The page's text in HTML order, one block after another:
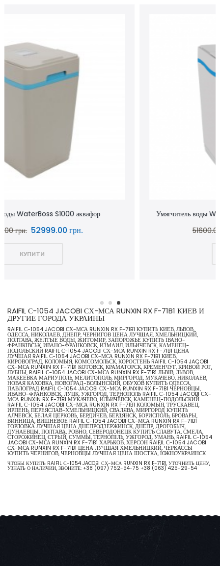
Умягчитель воды WaterBoss S800 аквафор waterboss
51600.00 грн.
RAIFIL С-1054 JACOBI СХ-МСА RUNXIN RX F-71B1 КИЕВ И
ДРУГИЕ ГОРОДА УКРАИНЫ
RAIFIL С-1054 JACOBI СХ-МСА RUNXIN RX F-71B1 КУПИТЬ КИЕВ, ЛЬВОВ,
ОДЕССА, НИКОЛАЕВ, ДНЕПР, ЧЕРНИГОВ ЦЕНА ЛУЧШАЯ, ХМЕЛЬНИЦКИЙ,
ПОЛТАВА, ЖЕЛТЫЕ ВОДЫ, ЖИТОМИР, ЗАПОРОЖЬЕ КУПИТЬ ІВАНО-
ФРАНКІВСЬК, ИВАНО-ФРАНКОВСК, ИЗМАИЛ, ИЛЬИЧЕВСК, КАМЕНЕЦ-
ПОДОЛЬСКИЙ RAIFIL С-1054 JACOBI СХ-МСА RUNXIN RX F-71B1 ЦЕНА
ЛУЧШАЯ RAIFIL С-1054 JACOBI СХ-МСА RUNXIN RX F-71B1 КИЕВ,
КИРОВОГРАД, КОЛОМЫЯ, КОМСОМОЛЬСК, КОРОСТЕНЬ RAIFIL С-1054 JACOBI
СХ-МСА RUNXIN RX F-71B1 КОТОВСК, КРАМАТОРСК, КРЕМЕНЧУГ, КРИВОЙ РОГ,
ЛУБНЫ, RAIFIL С-1054 JACOBI СХ-МСА RUNXIN RX F-71B1 ЛЬВІВ, ЛЬВОВ,
МАКЕЕВКА МАРИУПОЛЬ, МЕЛИТОПОЛЬ, МИРГОРОД, МУКАЧЕВО, НИКОЛАЕВ,
НОВАЯ КАХОВКА, НОВОГРАД-ВОЛЫНСКИЙ, ОБУХОВ КУПИТЬ ОДЕССА,
ПАВЛОГРАД RAIFIL С-1054 JACOBI СХ-МСА RUNXIN RX F-71B1 ЧЕРНОВЦЫ,
ИВАНО-ФРАНКОВСК, ЛУЦК, УЖГОРОД, ТЕРНОПОЛЬ RAIFIL С-1054 JACOBI СХ-
МСА RUNXIN RX F-71B1 МУКАЧЕВО, ИЛЬИЧЁВСК, КАМЕНЕЦ-ПОДОЛЬСКИЙ
RAIFIL С-1054 JACOBI СХ-МСА RUNXIN RX F-71B1 КОЛОМЫЯ, ТРУСКАВЕЦ,
ИРПЕНЬ, ПЕРЕЯСЛАВ-ХМЕЛЬНИЦКИЙ, СВАЛЯВА, МИРГОРОД КУПИТЬ
АЛЧЕВСК, БЕЛАЯ ЦЕРКОВЬ, БЕРДИЧЕВ, БЕРДЯНСК, БОРИСПОЛЬ, БРОВАРЫ,
ВИННИЦА, ВИШНЕВОЕ RAIFIL С-1054 JACOBI СХ-МСА RUNXIN RX F-71B1
ГОРЛОВКА ЛУЧШАЯ ЦЕНА ДНЕПРОДЗЕРЖИНСК, ДНЕПР, ДРОГОБЫЧ,
ДУНАЕВЦЫ, ПОЛТАВА, РОВНО, СЕВЕРОДОНЕЦК КУПИТЬ СЛАВУТА, СМЕЛА,
СТОРОЖИНЕЦ, СТРЫЙ, СУММЫ, ТЕРНОПІЛЬ, УЖГОРОД, УМАНЬ, RAIFIL С-1054
JACOBI СХ-МСА RUNXIN RX F-71B1 ХАРЬКОВ, ХЕРСОН RAIFIL С-1054 JACOBI
СХ-МСА RUNXIN RX F-71B1 ЦЕНА ЛУЧШАЯ ХМЕЛЬНИЦКИЙ, ЧЕРКАССЫ
КУПИТЬ ЧЕРНИГОВ, ЧЕРНОВЦЫ ЛУЧШАЯ ЦЕНА ШОСТКА, ЮЖНОУКРАИНСК
ЧТОБЫ КУПИТЬ RAIFIL С-1054 JACOBI СХ-МСА RUNXIN RX F-71B1, УТОЧНИТЬ ЦЕНУ,
УЗНАТЬ О НАЛИЧИИ, ЗВОНИТЕ: +38 (097) 752-54-75 +38 (063) 425-29-54